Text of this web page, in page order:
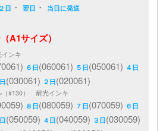
２日 ・翌日 ・ 当日に発送
A1サイズ）
ンキ
６日(060061) ５日(050061) ４日
(030061) ２日(020061)
（#130） 耐光インキ
８日(080059) ７日(070059) ６日
(050059) ４日(040059) ３日(030059)